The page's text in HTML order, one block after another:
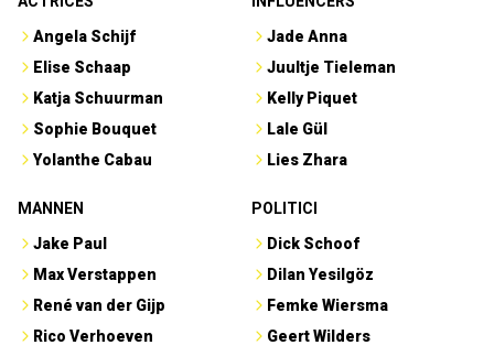
Angela Schijf
Elise Schaap
Katja Schuurman
Sophie Bouquet
Yolanthe Cabau
Jade Anna
Juultje Tieleman
Kelly Piquet
Lale Gül
Lies Zhara
MANNEN
Jake Paul
Max Verstappen
René van der Gijp
Rico Verhoeven
POLITICI
Dick Schoof
Dilan Yesilgöz
Femke Wiersma
Geert Wilders